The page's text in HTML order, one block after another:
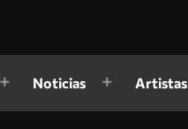
Noticias Artistas